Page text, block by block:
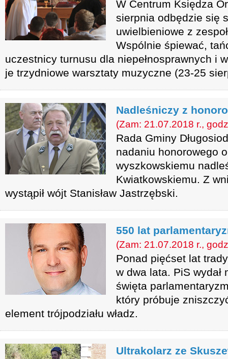
W Centrum Księdza
sierpnia odbędzie się
uwielbieniowe z
Wspólnie śpiewać,
uczestnicy turnusu dla niepełnosprawnych i
je trzydniowe warsztaty muzyczne (23-25
Nadleśniczy z
(Zam: 21.07.2018 r.,
Rada Gminy
nadaniu honorowego
wyszkowskiemu
Kwiatkowskiemu. Z
wystąpił wójt Stanisław Jastrzębski.
550 lat
(Zam: 21.07.2018 r.,
Ponad pięćset lat
w dwa lata. PiS
święta
który próbuje
element trójpodziału władz.
Ultrakolarz ze